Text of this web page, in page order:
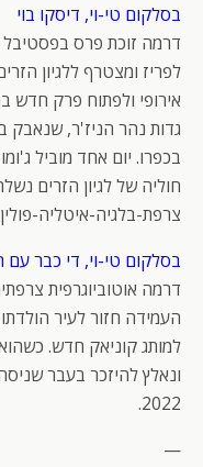
בסלקום טי-וי, דיסקו בוי
דרמה זוכת פרס בפסטיבל
לפריז ומצטרף ללגיון
אירופי ולפתוח פרק חדש
גדות נהר הניז'ר, שנאבק
בכפרו. יום אחד מוביל
חוליה של לגיון הזרים
צרפת-בלגיה-איטליה-פולין,
בסלקום טי-וי, די כבר
למותג קוניאק חדש.
ונאלץ להיזכר בעבר
2022.
—